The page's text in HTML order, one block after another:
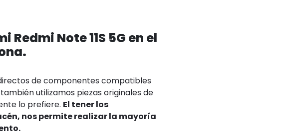
Note 11S 5G en el
de componentes compatibles
también utilizamos piezas originales de
lo prefiere. El tener los
nos permite realizar la mayoría